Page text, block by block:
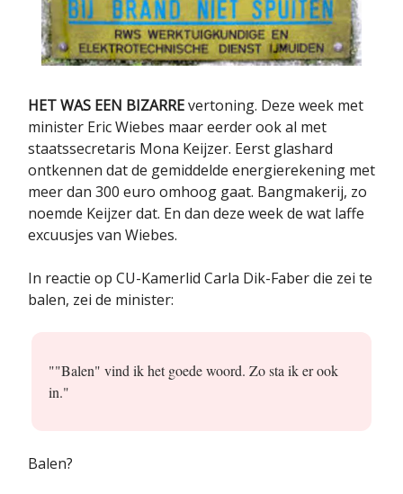
HET WAS EEN BIZARREvertoning. Deze week met
minister Eric Wiebes maar eerder ook al met
staatssecretaris Mona Keijzer. Eerst glashard
ontkennen dat de gemiddelde energierekening met
meer dan 300 euro omhoog gaat. Bangmakerij, zo
noemde Keijzer dat. En dan deze week de wat laffe
excuusjes van Wiebes.
In reactie op CU-Kamerlid Carla Dik-Faber die zei te
balen, zei de minister:
""Balen" vind ik het goede woord. Zo sta ik er ook
in."
Balen?